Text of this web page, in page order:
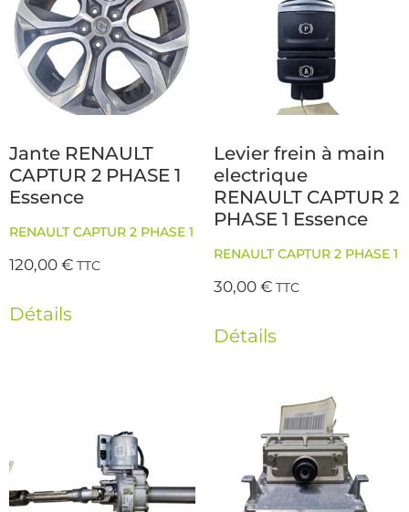
Jante RENAULT
CAPTUR 2 PHASE 1
Essence
RENAULT CAPTUR 2 PHASE 1
120,00€ TTC
Détails
Levier frein à main
electrique
RENAULT CAPTUR 2
PHASE 1 Essence
RENAULT CAPTUR 2 PHASE 1
30,00€ TTC
Détails